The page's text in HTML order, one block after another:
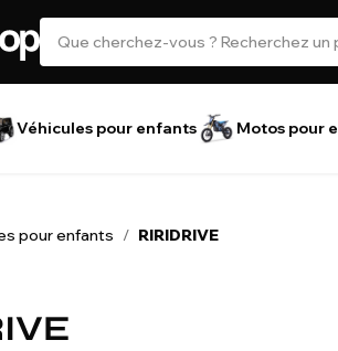
Véhicules pour enfants Motos pour
pour enfants / RIRIDRIVE